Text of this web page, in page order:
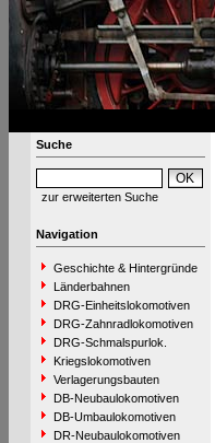
Suche
zur erweiterten Suche
Navigation
Geschichte & Hintergründe
Länderbahnen
DRG-Einheitslokomotiven
DRG-Zahnradlokomotiven
DRG-Schmalspurlok.
Kriegslokomotiven
Verlagerungsbauten
DB-Neubaulokomotiven
DB-Umbaulokomotiven
DR-Neubaulokomotiven